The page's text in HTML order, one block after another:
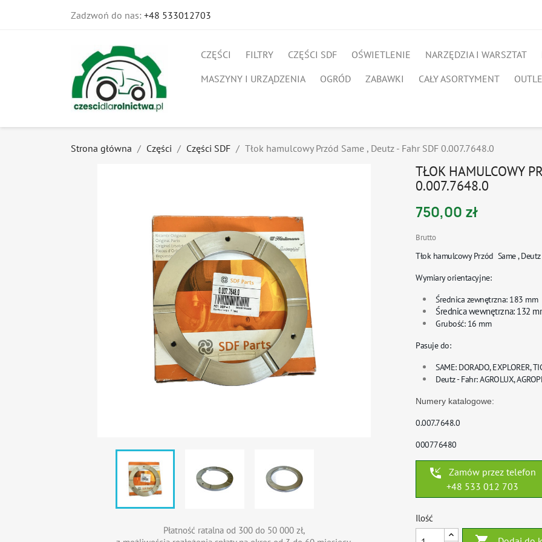
Zadzwoń do nas: +48 533012703
CZĘŚCI FILTRY CZĘŚCI SDF OŚWIETLENIE NARZĘDZIA I WARSZTAT
MASZYNY I URZĄDZENIA
OGRÓD ZABAWKI CAŁY ASORTYMENT
Strona główna Części Części SDF Tłok hamulcowy Przód Same , Deutz - Fahr SDF 0.007.7648.0
Płatność ratalna od 300 do 50 000 zł,
TŁOK HAMULCOWY
0.007.7648.0
750,00 zł
Brutto
Tłok hamulcowy Przód Same ,
Wymiary orientacyjne:
Średnica zewnętrzna: 183 mm
Średnica wewnętrzna: 132
Grubość: 16 mm
Pasuje do:
SAME: DORADO, EXPLORER,
Deutz - Fahr: AGROLUX,
Numery katalogowe:
0.007.7648.0
000776480
phone_callback
Zamów przez telefon
+48 533 012 703
Ilość